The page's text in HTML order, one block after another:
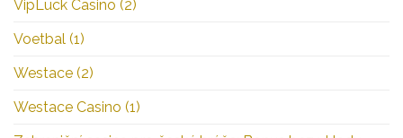
VipLuck Casino (2)
Voetbal (1)
Westace (2)
Westace Casino (1)